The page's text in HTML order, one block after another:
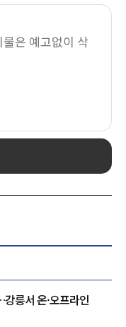
릉서 온·오프라인